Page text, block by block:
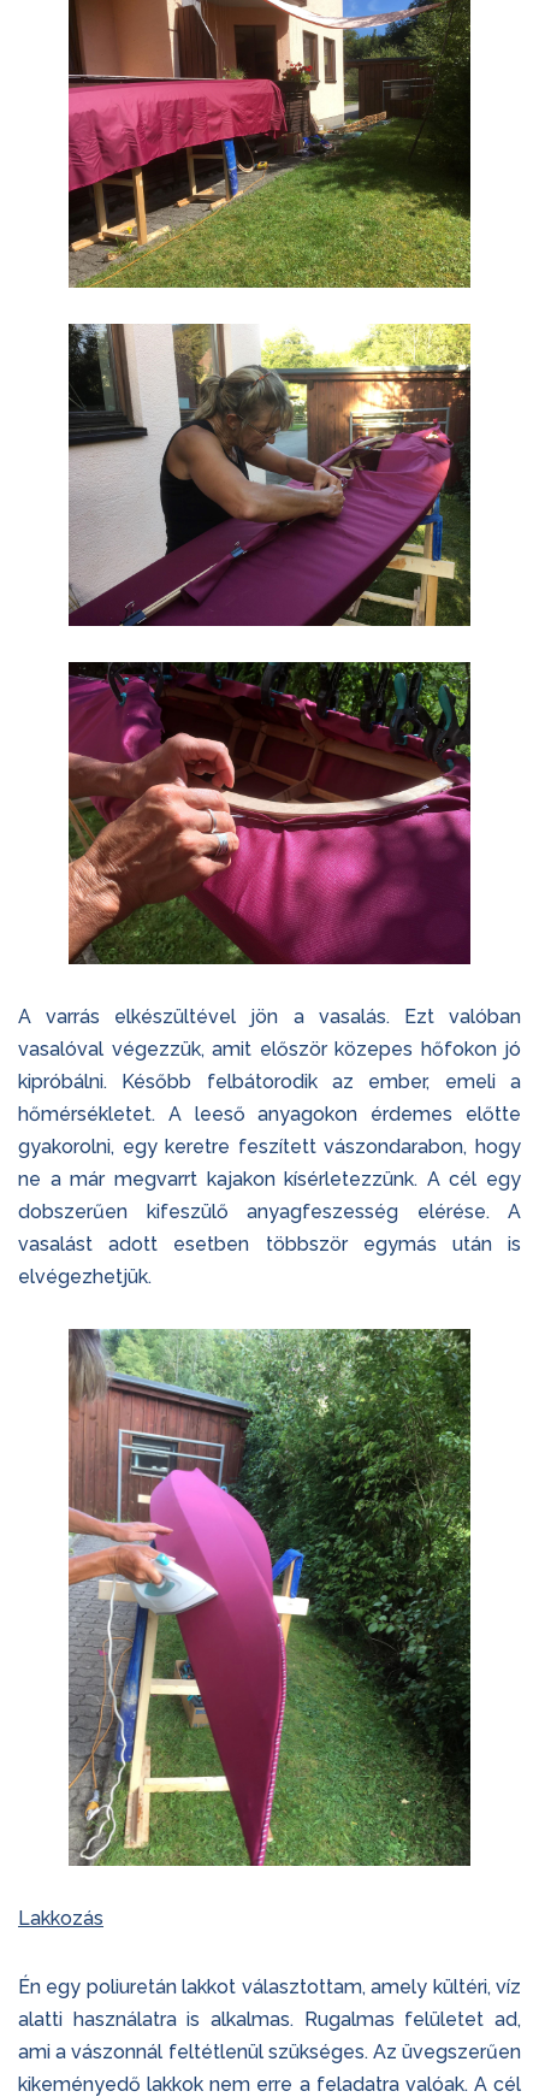
A varrás elkészültével jön a vasalás. Ezt valóban
vasalóval végezzük, amit először közepes hőfokon jó
kipróbálni. Később felbátorodik az ember, emeli a
hőmérsékletet. A leeső anyagokon érdemes előtte
gyakorolni, egy keretre feszített vászondarabon, hogy
ne a már megvarrt kajakon kísérletezzünk. A cél egy
dobszerűen kifeszülő anyagfeszesség elérése. A
vasalást adott esetben többször egymás után is
elvégezhetjük.
Lakkozás
Én egy poliuretán lakkot választottam, amely kültéri, víz
alatti használatra is alkalmas. Rugalmas felületet ad,
ami a vászonnál feltétlenül szükséges. Az üvegszerűen
kikeményedő lakkok nem erre a feladatra valóak. A cél